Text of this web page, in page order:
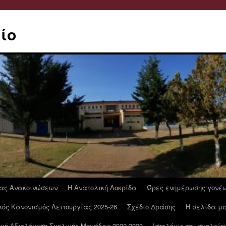
Ανακοινώσεων Η Ανατολική Λοκρίδα Ώρες ενημέρωσης
Κανονισμός Λειτουργίας 2025-26 Σχέδιο Δράσης Η σελίδα